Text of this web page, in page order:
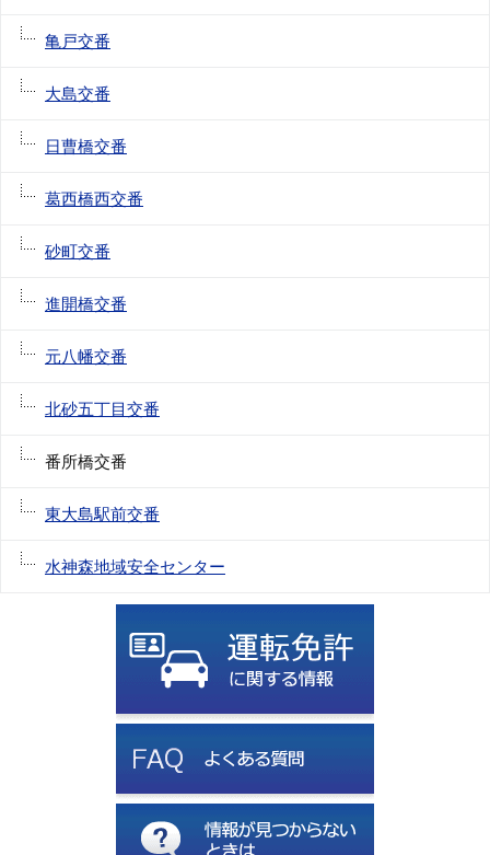
亀戸交番
大島交番
日曹橋交番
葛西橋西交番
砂町交番
進開橋交番
元八幡交番
北砂五丁目交番
番所橋交番
東大島駅前交番
水神森地域安全センター